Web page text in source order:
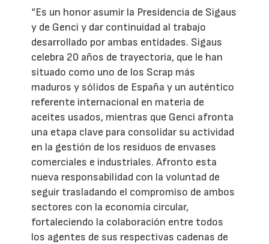
“Es un honor asumir la Presidencia de Sigaus
y de Genci y dar continuidad al trabajo
desarrollado por ambas entidades. Sigaus
celebra 20 años de trayectoria, que le han
situado como uno de los Scrap más
maduros y sólidos de España y un auténtico
referente internacional en materia de
aceites usados, mientras que Genci afronta
una etapa clave para consolidar su actividad
en la gestión de los residuos de envases
comerciales e industriales. Afronto esta
nueva responsabilidad con la voluntad de
seguir trasladando el compromiso de ambos
sectores con la economía circular,
fortaleciendo la colaboración entre todos
los agentes de sus respectivas cadenas de